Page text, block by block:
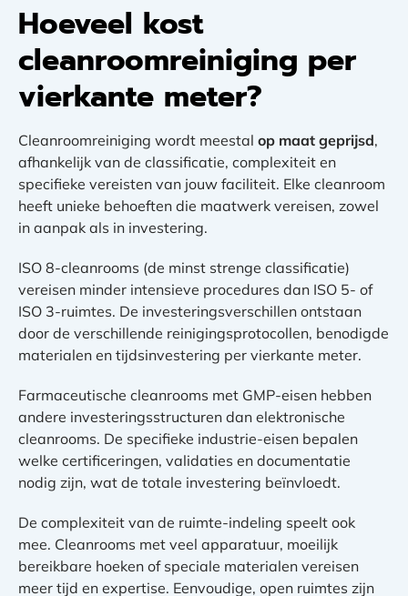
Hoeveel kost
cleanroomreiniging per
vierkante meter?
Cleanroomreiniging wordt meestal op maat geprijsd,
afhankelijk van de classificatie, complexiteit en
specifieke vereisten van jouw faciliteit. Elke cleanroom
heeft unieke behoeften die maatwerk vereisen, zowel
in aanpak als in investering.
ISO 8-cleanrooms (de minst strenge classificatie)
vereisen minder intensieve procedures dan ISO 5- of
ISO 3-ruimtes. De investeringsverschillen ontstaan
door de verschillende reinigingsprotocollen, benodigde
materialen en tijdsinvestering per vierkante meter.
Farmaceutische cleanrooms met GMP-eisen hebben
andere investeringsstructuren dan elektronische
cleanrooms. De specifieke industrie-eisen bepalen
welke certificeringen, validaties en documentatie
nodig zijn, wat de totale investering beïnvloedt.
De complexiteit van de ruimte-indeling speelt ook
mee. Cleanrooms met veel apparatuur, moeilijk
bereikbare hoeken of speciale materialen vereisen
meer tijd en expertise. Eenvoudige, open ruimtes zijn